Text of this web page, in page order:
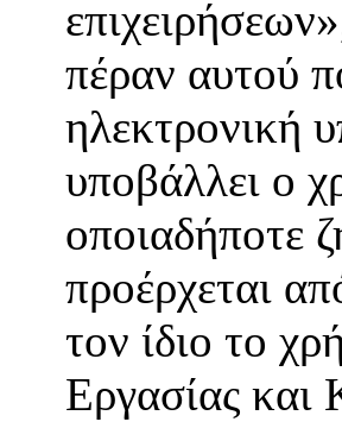
πέραν αυτού
ηλεκτρονική
υποβάλλει ο
οποιαδήποτε
προέρχεται
τον ίδιο το
Εργασίας